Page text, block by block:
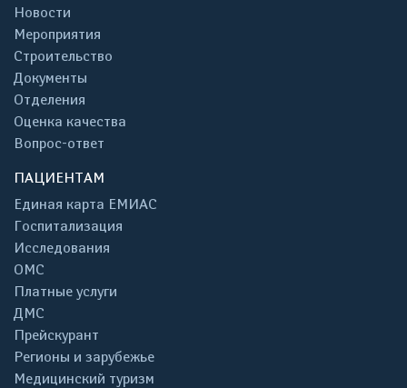
Новости
Мероприятия
Строительство
Документы
Отделения
Оценка качества
Вопрос-ответ
ПАЦИЕНТАМ
Единая карта ЕМИАС
Госпитализация
Исследования
ОМС
Платные услуги
ДМС
Прейскурант
Регионы и зарубежье
Медицинский туризм